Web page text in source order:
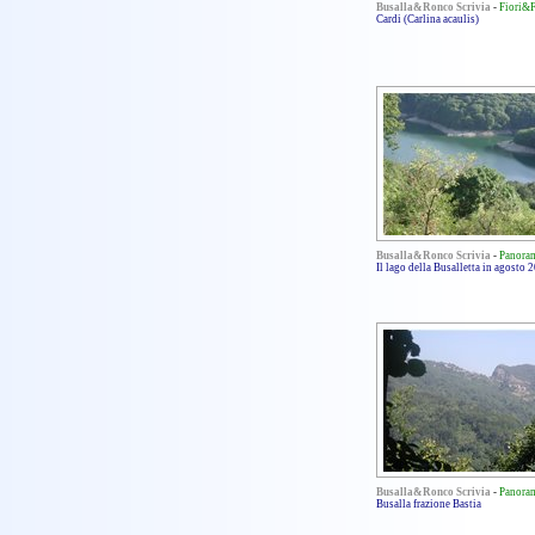
Busalla&Ronco Scrivia -
Cardi (Carlina acaulis)
Busalla&Ronco Scrivia -
Il lago della Busalletta in agosto
Busalla&Ronco Scrivia -
Busalla frazione Bastia